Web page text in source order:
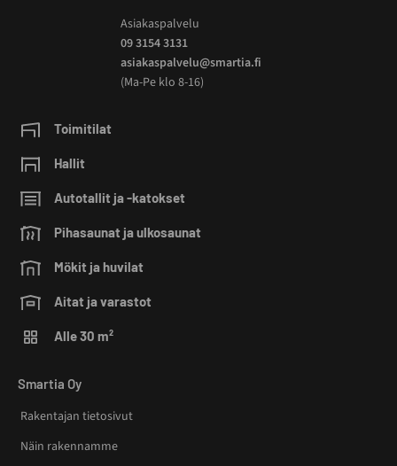
Asiakaspalvelu
09 3154 3131
asiakaspalvelu@smartia.fi
(Ma-Pe klo 8-16)
Toimitilat
Hallit
Autotallit ja -katokset
Pihasaunat ja ulkosaunat
Mökit ja huvilat
Aitat ja varastot
Alle 30 m²
Smartia Oy
Rakentajan tietosivut
Näin rakennamme